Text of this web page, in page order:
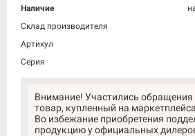
Наличие
Склад производителя
Артикул
Серия
Внимание! Участились обращения
товар, купленный на
Во избежание приобретения
продукцию у официальных